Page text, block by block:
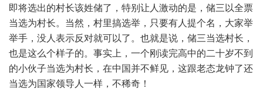
即将选出的村长该姓储了，特别让人激动的是，储三以全票
当选为村长。当然，村里搞选举，只要有人提个名，大家举
举手，没人表示反对就可以了。也就是说，储三当选村长，
也是这么个样子的。事实上，一个刚读完高中的二十岁不到
的小伙子当选为村长，在中国并不鲜见，这跟老态龙钟了还
当选为国家领导人一样，不稀奇！